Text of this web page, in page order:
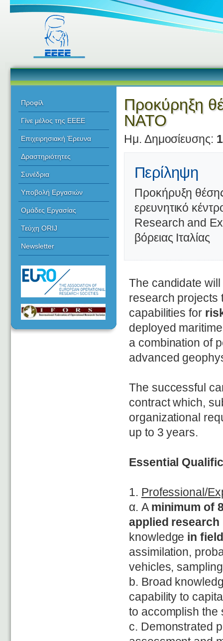
Προφίλ
Γίνε μέλος της ΕΕΕΕ
Επιχειρησιακή Έρευνα
Δραστηριότητες
Συνέδρια
Υποβολή Εργασιών
Ομάδες Εργασίας
Τεύχη ORIJ
Newsletter
Προκύρηξη
ΝΑΤΟ
Ημ. Δημοσίευσης:
Περίληψη
Προκήρυξη
ερευνητικό
Research and
βόρειας Ιταλίας
The candidate
research projects
capabilities for
deployed
a combination of
advanced
The successful
contract which,
organizational
up to 3 years.
Essential
1. Professional/
α. A minimum of
applied research
knowledge in
assimilation,
vehicles,
b. Broad
capability to
to accomplish the
c. Demonstrated